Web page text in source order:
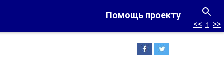
Помощь проекту
<< ↑ >>